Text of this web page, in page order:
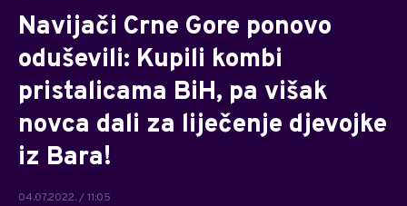
Navijači Crne Gore ponovo
oduševili: Kupili kombi
pristalicama BiH, pa višak
novca dali za liječenje djevojke
iz Bara!
04.07.2022. / 11:05